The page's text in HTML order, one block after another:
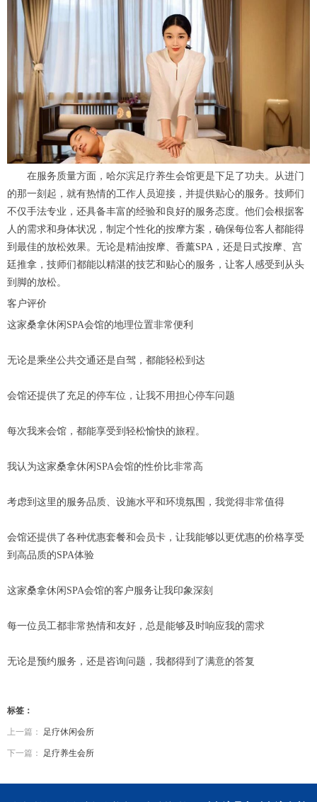
在服务质量方面，哈尔滨足疗养生会馆更是下足了功夫。从进门
的那一刻起，就有热情的工作人员迎接，并提供贴心的服务。技师们
不仅手法专业，还具备丰富的经验和良好的服务态度。他们会根据客
人的需求和身体状况，制定个性化的按摩方案，确保每位客人都能得
到最佳的放松效果。无论是精油按摩、香薰SPA，还是日式按摩、宫
廷推拿，技师们都能以精湛的技艺和贴心的服务，让客人感受到从头
到脚的放松。
客户评价
这家桑拿休闲SPA会馆的地理位置非常便利
无论是乘坐公共交通还是自驾，都能轻松到达
会馆还提供了充足的停车位，让我不用担心停车问题
每次我来会馆，都能享受到轻松愉快的旅程。
我认为这家桑拿休闲SPA会馆的性价比非常高
考虑到这里的服务品质、设施水平和环境氛围，我觉得非常值得
会馆还提供了各种优惠套餐和会员卡，让我能够以更优惠的价格享受
到高品质的SPA体验
这家桑拿休闲SPA会馆的客户服务让我印象深刻
每一位员工都非常热情和友好，总是能够及时响应我的需求
无论是预约服务，还是咨询问题，我都得到了满意的答复
标签：
上一篇： 足疗休闲会所
下一篇： 足疗养生会所